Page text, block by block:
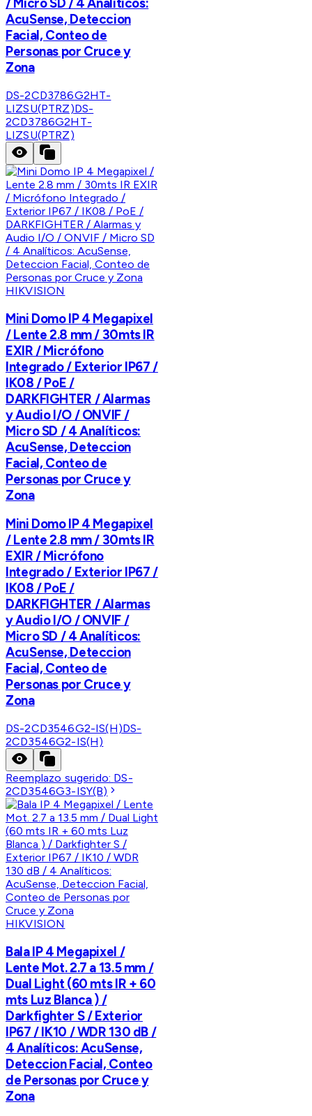
/ Micro SD / 4 Analíticos:
AcuSense, Deteccion
Facial, Conteo de
Personas por Cruce y
Zona
DS-2CD3786G2HT-
LIZSU(PTRZ)DS-
2CD3786G2HT-
LIZSU(PTRZ)
HIKVISION
Mini Domo IP 4 Megapixel
/ Lente 2.8 mm / 30mts IR
EXIR / Micrófono
Integrado / Exterior IP67 /
IK08 / PoE /
DARKFIGHTER / Alarmas
y Audio I/O / ONVIF /
Micro SD / 4 Analíticos:
AcuSense, Deteccion
Facial, Conteo de
Personas por Cruce y
Zona
Mini Domo IP 4 Megapixel
/ Lente 2.8 mm / 30mts IR
EXIR / Micrófono
Integrado / Exterior IP67 /
IK08 / PoE /
DARKFIGHTER / Alarmas
y Audio I/O / ONVIF /
Micro SD / 4 Analíticos:
AcuSense, Deteccion
Facial, Conteo de
Personas por Cruce y
Zona
DS-2CD3546G2-IS(H)DS-
2CD3546G2-IS(H)
Reemplazo sugerido: DS-
2CD3546G3-ISY(B)
HIKVISION
Bala IP 4 Megapixel /
Lente Mot. 2.7 a 13.5 mm /
Dual Light (60 mts IR + 60
mts Luz Blanca ) /
Darkfighter S / Exterior
IP67 / IK10 / WDR 130 dB /
4 Analíticos: AcuSense,
Deteccion Facial, Conteo
de Personas por Cruce y
Zona